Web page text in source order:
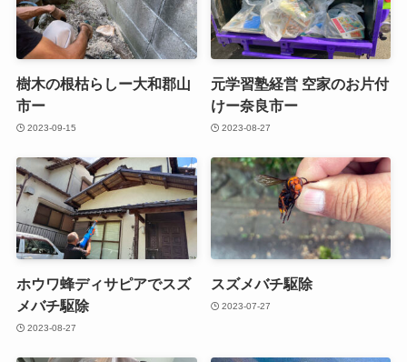
樹木の根枯らしー大和郡山
市ー
2023-09-15
元学習塾経営 空家のお片付
けー奈良市ー
2023-08-27
ホウワ蜂ディサピアでスズ
メバチ駆除
2023-08-27
スズメバチ駆除
2023-07-27